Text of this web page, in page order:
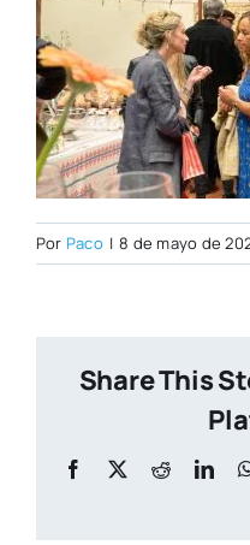
Por Paco | 8 de mayo de
Share This
Facebook
X Reddit